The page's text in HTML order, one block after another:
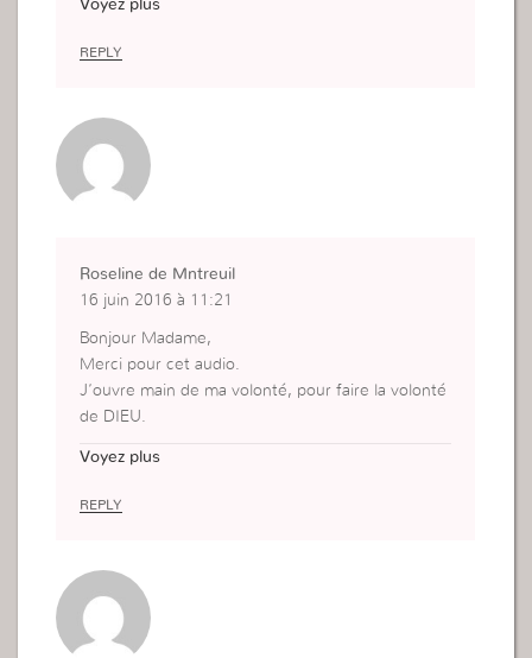
Voyez plus
REPLY
Roseline de Mntreuil
16 juin 2016 à 11:21
Bonjour Madame,
Merci pour cet audio.
J’ouvre main de ma volonté, pour faire la volonté
de DIEU.
uoi je m’attache le plus et qui risque de me faire
Voyez plus
REPLY